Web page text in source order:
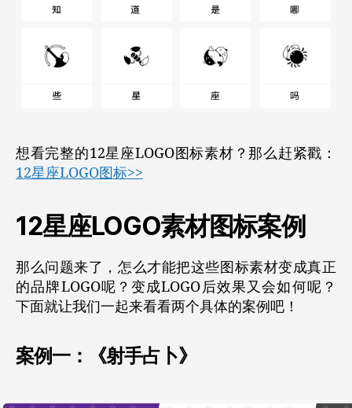
想看完整的12星座LOGO图标素材？那么赶紧戳：
12星座LOGO图标>>
12星座LOGO素材图标案例
那么问题来了，怎么才能把这些图标素材变成真正
的品牌LOGO呢？变成LOGO后效果又会如何呢？
下面就让我们一起来看看两个具体的案例吧！
案例一： 《射手占卜》